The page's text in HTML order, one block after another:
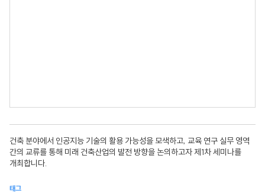
건축 분야에서 인공지능 기술의 활용 가능성을 모색하고, 교육 연구 실무 영역
간의 교류를 통해 미래 건축산업의 발전 방향을 논의하고자 제1차 세미나를
개최합니다.
태그